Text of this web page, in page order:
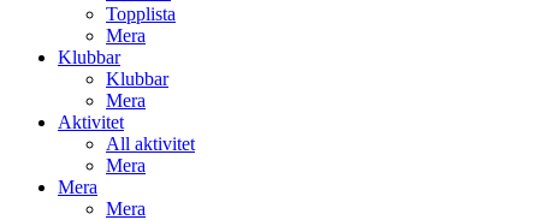
Topplista
Mera
Klubbar
Klubbar
Mera
Aktivitet
All aktivitet
Mera
Mera
Mera